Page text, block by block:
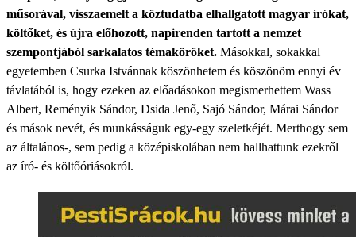
műsorával, visszaemelt a köztudatba elhallgatott magyar írókat,
költőket, és újra előhozott, napirenden tartott a nemzet
szempontjából sarkalatos témaköröket. Másokkal, sokakkal
egyetemben Csurka Ist­vánnak köszönhetem és köszönöm ennyi év
távlatából is, hogy ezeken az előadásokon megismerhettem Wass
Albert, Reményik Sándor, Dsida Jenő, Sajó Sándor, Márai Sándor
és mások ne­vét, és munkásságuk egy-egy szeletkéjét. Merthogy sem
az általános-, sem pedig a középiskolában nem hallhattunk ezekről
az író- és költőóriásokról.